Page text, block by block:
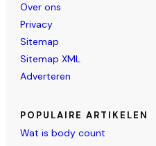
Over ons
Privacy
Sitemap
Sitemap XML
Adverteren
POPULAIRE ARTIKELEN
Wat is body count